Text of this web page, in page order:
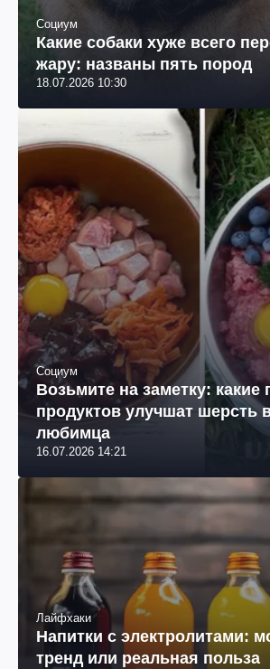
Социум
Какие собаки хуже всего
жару: названы пять пород
18.07.2026 10:30
Социум
Возьмите на заметку: какие
продуктов улучшат шерсть
любимца
16.07.2026 14:21
Лайфхаки
Напитки с электролитами:
тренд или реальная польза